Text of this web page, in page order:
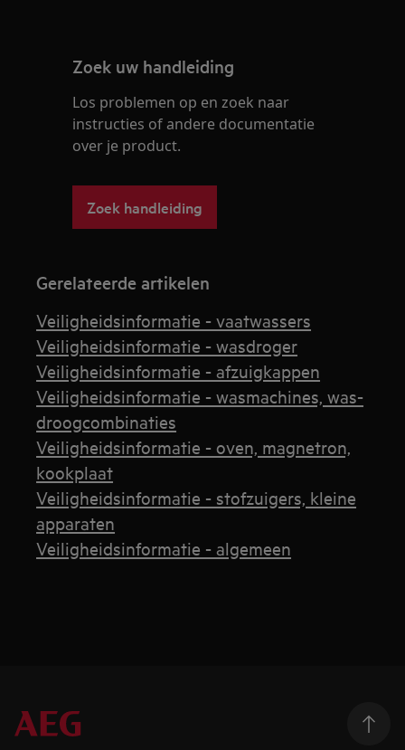
Zoek uw handleiding
Los problemen op en zoek naar
instructies of andere documentatie
over je product.
Zoek handleiding
Gerelateerde artikelen
Veiligheidsinformatie - vaatwassers
Veiligheidsinformatie - wasdroger
Veiligheidsinformatie - afzuigkappen
Veiligheidsinformatie - wasmachines, was-
droogcombinaties
Veiligheidsinformatie - oven, magnetron,
kookplaat
Veiligheidsinformatie - stofzuigers, kleine
apparaten
Veiligheidsinformatie - algemeen